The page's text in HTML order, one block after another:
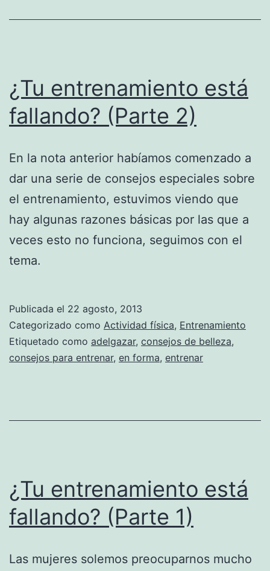
¿Tu entrenamiento está
fallando? (Parte 2)
En la nota anterior habíamos comenzado a
dar una serie de consejos especiales sobre
el entrenamiento, estuvimos viendo que
hay algunas razones básicas por las que a
veces esto no funciona, seguimos con el
tema.
Publicada el 22 agosto, 2013
Categorizado como Actividad física, Entrenamiento
Etiquetado como adelgazar, consejos de belleza,
consejos para entrenar, en forma, entrenar
¿Tu entrenamiento está
fallando? (Parte 1)
Las mujeres solemos preocuparnos mucho